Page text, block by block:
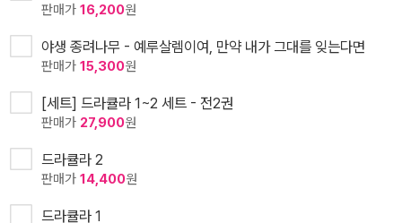
판매가 16,200원
야생 종려나무 - 예루살렘이여, 만약 내가 그대를 잊는다면
판매가 15,300원
[세트] 드라큘라 1~2 세트 - 전2권
판매가 27,900원
드라큘라 2
판매가 14,400원
드라큘라 1